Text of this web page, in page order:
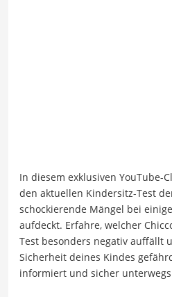
In diesem exklusiven
den aktuellen Kindersitz-Test
schockierende Mängel bei
aufdeckt. Erfahre, welcher
Test besonders negativ auffällt
Sicherheit deines Kindes
informiert und sicher